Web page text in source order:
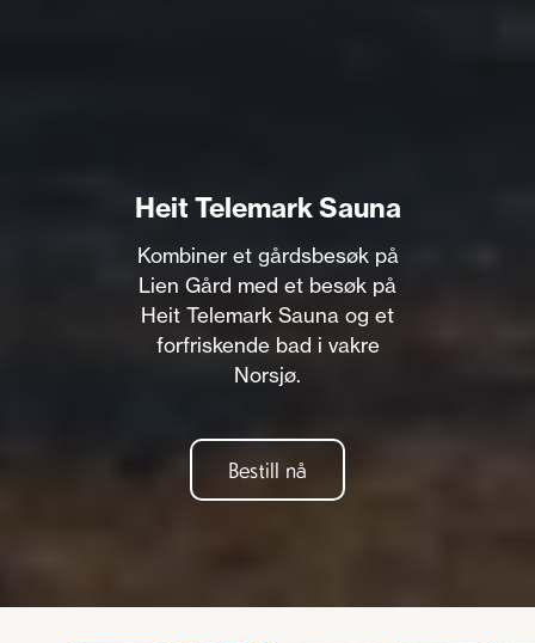
Heit Telemark Sauna
Kombiner et gårdsbesøk på
Lien Gård med et besøk på
Heit Telemark Sauna og et
forfriskende bad i vakre
Norsjø.
Bestill nå